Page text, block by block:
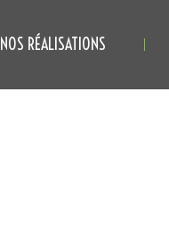
NOS RÉALISATIONS